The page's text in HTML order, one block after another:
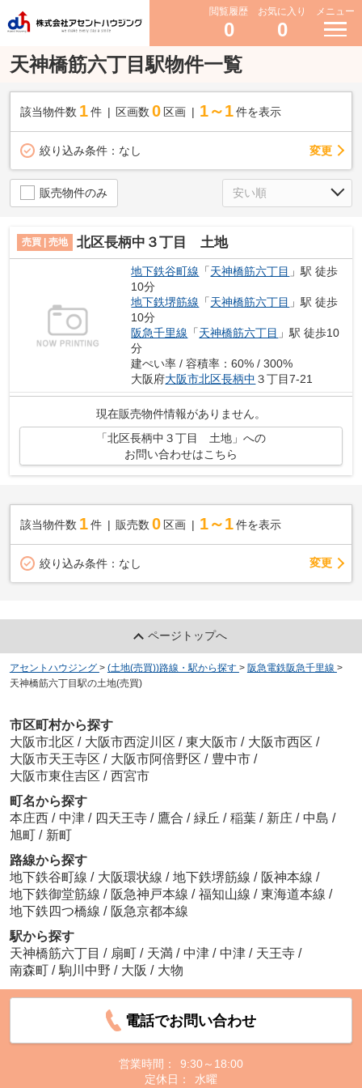
閲覧履歴
0
お気に入り
0
メニュー
天神橋筋六丁目駅物件一覧
該当物件数 1件 区画数 0 区画 1～1 件を表示
絞り込み条件： なし 変更
販売物件のみ
売買 | 売地 北区長柄中３丁目 土地
地下鉄谷町線 「天神橋筋六丁目 」駅 徒歩
10分
地下鉄堺筋線 「天神橋筋六丁目 」駅 徒歩
10分
阪急千里線 「天神橋筋六丁目 」駅 徒歩10
分
建ぺい率 / 容積率：60% / 300%
大阪府大阪市北区長柄中 ３丁目7-21
現在販売物件情報がありません。
「北区長柄中３丁目 土地」への
お問い合わせはこちら
該当物件数 1件 販売数 0 区画 1～1 件を表示
絞り込み条件： なし 変更
ページトップへ
アセントハウジング > (土地(売買))路線・駅から探す > 阪急電鉄阪急千里線 >
天神橋筋六丁目駅の土地(売買)
市区町村から探す
大阪市北区 / 大阪市西淀川区 / 東大阪市 / 大阪市西区 /
大阪市天王寺区 / 大阪市阿倍野区 / 豊中市 /
大阪市東住吉区 / 西宮市
町名から探す
本庄西 / 中津 / 四天王寺 / 鷹合 / 緑丘 / 稲葉 / 新庄 / 中島 /
旭町 / 新町
路線から探す
地下鉄谷町線 / 大阪環状線 / 地下鉄堺筋線 / 阪神本線 /
地下鉄御堂筋線 / 阪急神戸本線 / 福知山線 / 東海道本線 /
地下鉄四つ橋線 / 阪急京都本線
駅から探す
天神橋筋六丁目 / 扇町 / 天満 / 中津 / 中津 / 天王寺 /
南森町 / 駒川中野 / 大阪 / 大物
電話でお問い合わせ
営業時間：
9:30～18:00
定休日：
水曜